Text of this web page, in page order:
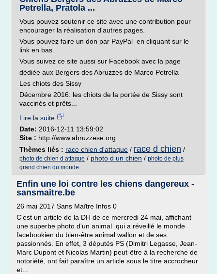
Petrella, Pratola ...
Vous pouvez soutenir ce site avec une contribution pour
encourager la réalisation d'autres pages.
Vous pouvez faire un don par PayPal en cliquant sur le
link en bas.
Vous suivez ce site aussi sur Facebook avec la page
dédiée aux Bergers des Abruzzes de Marco Petrella
Les chiots des Sissy
Décembre 2016: les chiots de la portée de Sissy sont
vaccinés et prêts...
Lire la suite
Date: 2016-12-11 13:59:02
Site : http://www.abruzzese.org
Thèmes liés : race chien d'attaque / race d chien /
photo de chien d attaque / photo d un chien / photo de plus
grand chien du monde
Enfin une loi contre les chiens dangereux -
sansmaitre.be
26 mai 2017 Sans Maître Infos 0
C'est un article de la DH de ce mercredi 24 mai, affichant
une superbe photo d'un animal qui a réveillé le monde
facebookien du bien-être animal wallon et de ses
passionnés. En effet, 3 députés PS (Dimitri Legasse, Jean-
Marc Dupont et Nicolas Martin) peut-être à la recherche de
notoriété, ont fait paraître un article sous le titre accrocheur
et...